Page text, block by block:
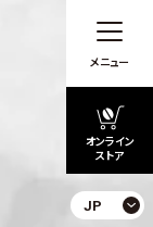
メニュー
オンライン
ストア
JP